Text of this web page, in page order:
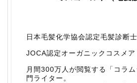
日本毛髪化学協会認定毛髪診断士
JOCA認定オーガニックコスメア
月間300万人が閲覧する「コラ
門ライター。